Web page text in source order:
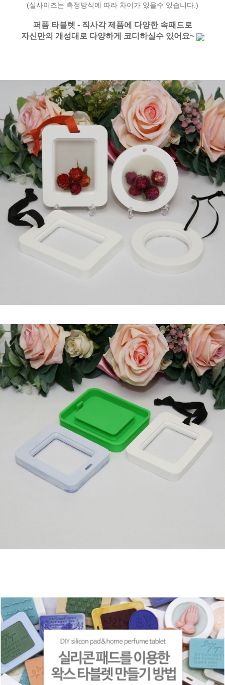
(실사이즈는 측정방식에 따라 차이가 있을수 있습니다.)
퍼퓸 타블렛 - 직사각 제품에 다양한 속패드로
자신만의 개성대로 다양하게 코디하실수 있어요~